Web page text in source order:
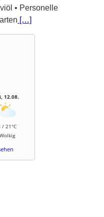
• Personelle
[…]
12.08.
/ 21°C
Wolkig